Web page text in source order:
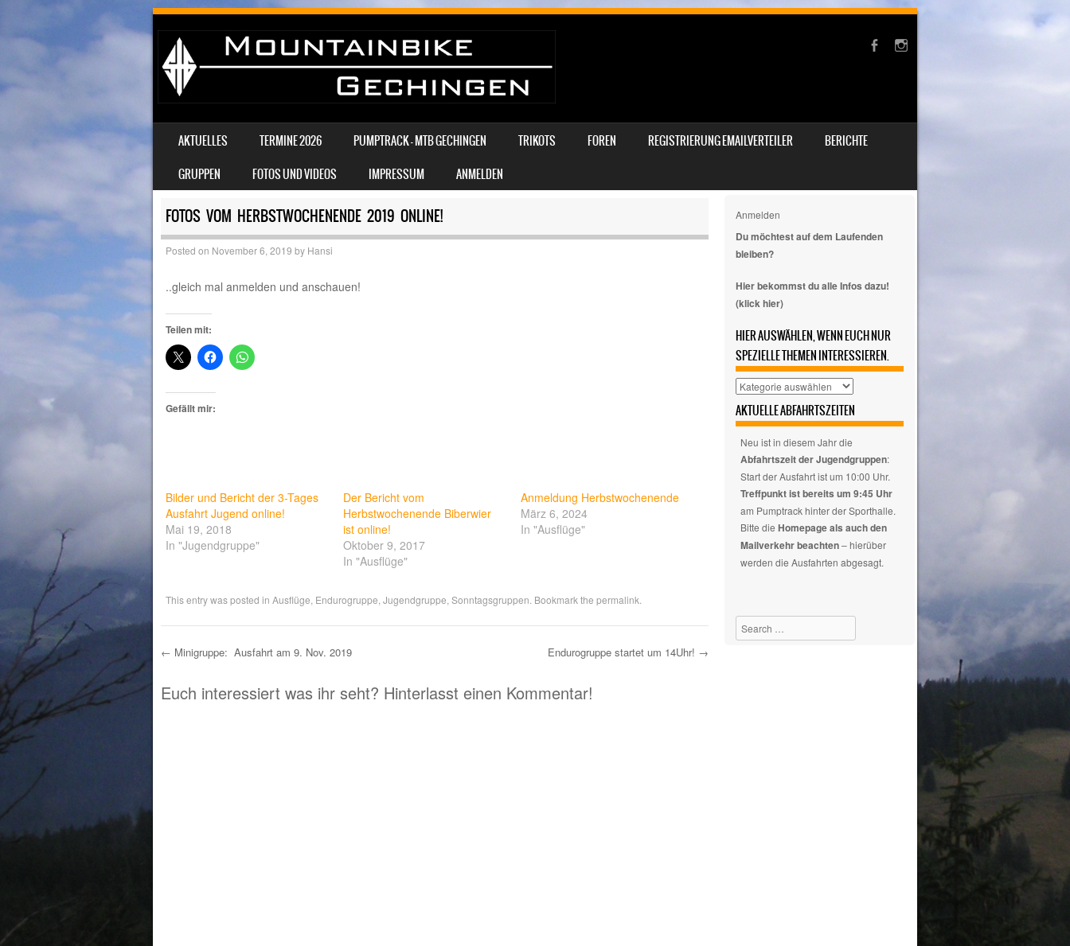
MENU
SKIP TO CONTENT
AKTUELLES TERMINE 2026 PUMPTRACK – MTB GECHINGEN TRIKOTS FOREN REGISTRIERUNG EMAILVERTEILER
BERICHTE
GRUPPEN
FOTOS UND VIDEOS IMPRESSUM ANMELDEN
FOTOS VOM HERBSTWOCHENENDE 2019 ONLINE!
Posted on November 6, 2019 by Hansi
..gleich mal anmelden und anschauen!
Teilen mit:
Gefällt mir:
Bilder und Bericht der 3-Tages
Ausfahrt Jugend online!
Mai 19, 2018
In "Jugendgruppe"
Der Bericht vom
Herbstwochenende Biberwier
ist online!
Oktober 9, 2017
In "Ausflüge"
Anmeldung Herbstwochenende
März 6, 2024
In "Ausflüge"
This entry was posted in Ausflüge Endurogruppe Jugendgruppe Sonntagsgruppen . Bookmark the permalink
Post navigation
← Minigruppe: Ausfahrt am 9. Nov. 2019 Endurogruppe startet um 14Uhr! →
Euch interessiert was ihr seht? Hinterlasst einen Kommentar!
Anmelden
Du möchtest auf dem Laufenden
bleiben?
Hier bekommst du alle Infos dazu!
(klick hier)
HIER AUSWÄHLEN, WENN EUCH NUR
SPEZIELLE THEMEN INTERESSIEREN.
Hier
auswählen,
wenn
interessieren.
AKTUELLE ABFAHRTSZEITEN
Neu ist in diesem Jahr die
Abfahrtszeit der Jugendgruppen:
Start der Ausfahrt ist um 10:00 Uhr.
Treffpunkt ist bereits um 9:45 Uhr
am Pumptrack hinter der Sporthalle.
Bitte dieHomepage als auch den
Mailverkehr beachten– hierüber
werden die Ausfahrten abgesagt.
Search